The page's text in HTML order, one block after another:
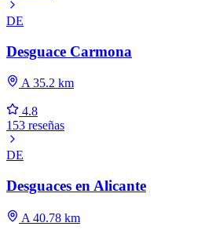
DE
Desguace Carmona
A 35.2 km
4.8
153 reseñas
DE
Desguaces en Alicante
A 40.78 km